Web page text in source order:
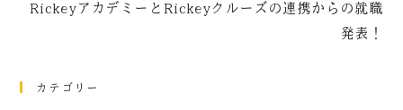
RickeyアカデミーとRickeyクルーズの連携からの就職
発表！
カテゴリー